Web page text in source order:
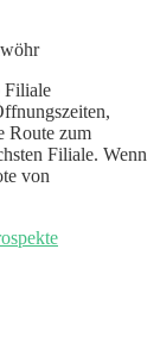
Filiale
Route zum
Filiale. Wenn
von